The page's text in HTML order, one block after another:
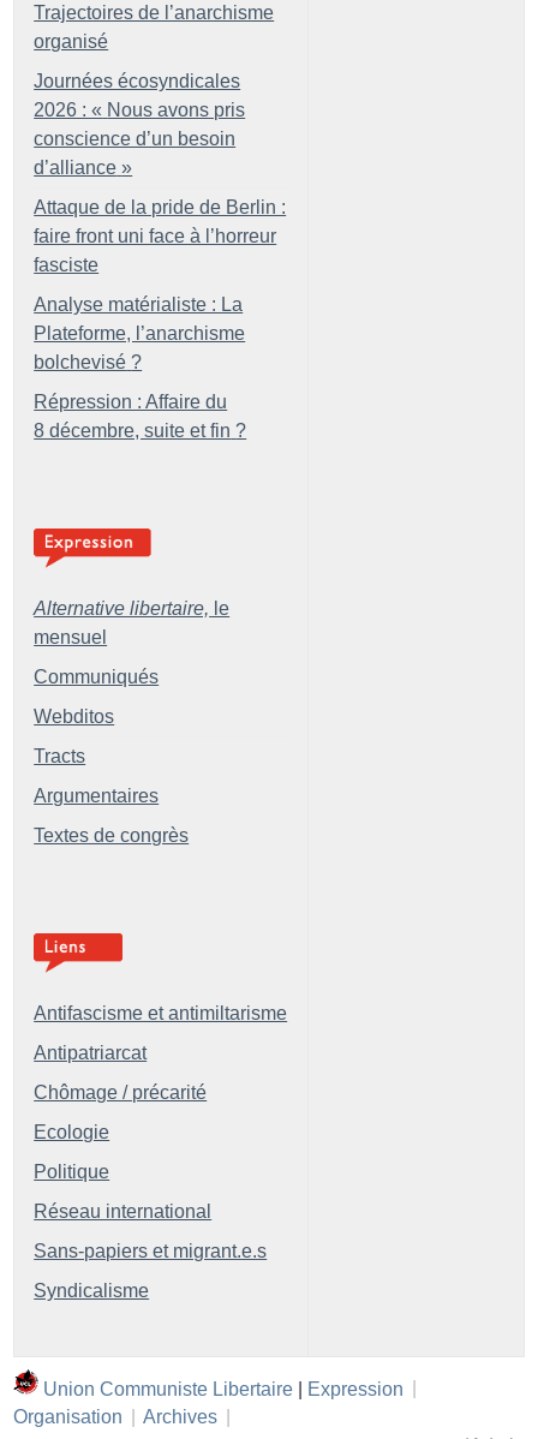
Trajectoires de l’anarchisme
organisé
Journées écosyndicales
2026 : « Nous avons pris
conscience d’un besoin
d’alliance »
Attaque de la pride de Berlin :
faire front uni face à l’horreur
fasciste
Analyse matérialiste : La
Plateforme, l’anarchisme
bolchevisé ?
Répression : Affaire du
8 décembre, suite et fin ?
Alternative libertaire, le
mensuel
Communiqués
Webditos
Tracts
Argumentaires
Textes de congrès
Antifascisme et antimiltarisme
Antipatriarcat
Chômage / précarité
Ecologie
Politique
Réseau international
Sans-papiers et migrant.e.s
Syndicalisme
Union Communiste Libertaire | Expression
Organisation
Archives